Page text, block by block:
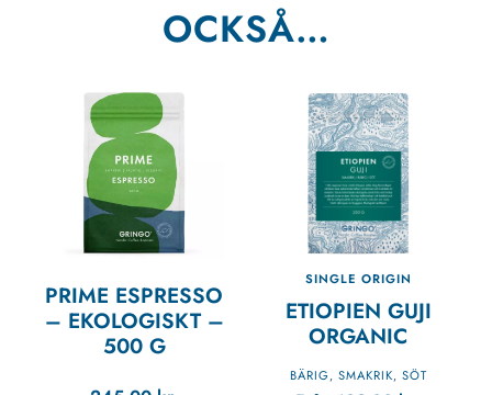
OCKSÅ…
PRIME ESPRESSO
– EKOLOGISKT–
500 G
SINGLE ORIGIN
ETIOPIEN GUJI
ORGANIC
BÄRIG , SMAKRIK, SÖT